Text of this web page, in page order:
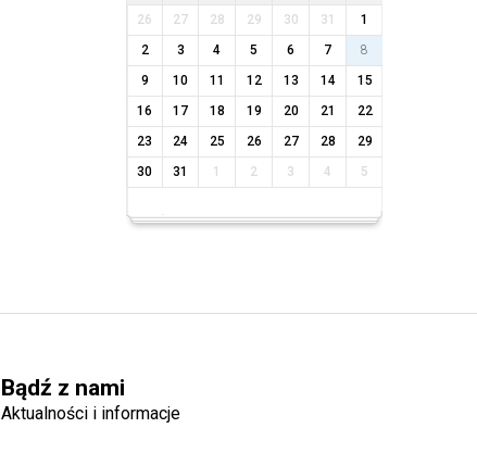
26 27 28 29 30 31
1
2
3 4 5 6 7
8
9
10 11 12 13 14
15
16
17 18 19 20 21
22
23
24 25 26 27 28
29
30
31 1 2 3 4 5
Bądź z nami
Aktualności i informacje